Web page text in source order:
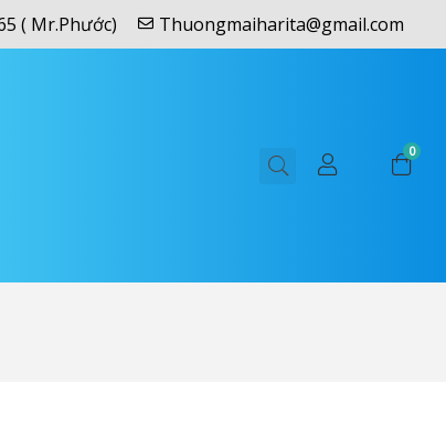
( Mr.Phước) Thuongmaiharita@gmail.com
0